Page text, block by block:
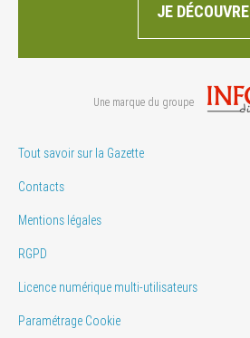
JE DÉCOUVRE
Une marque du groupe
Tout savoir sur la Gazette
Contacts
Mentions légales
RGPD
Licence numérique multi-utilisateurs
Paramétrage Cookie